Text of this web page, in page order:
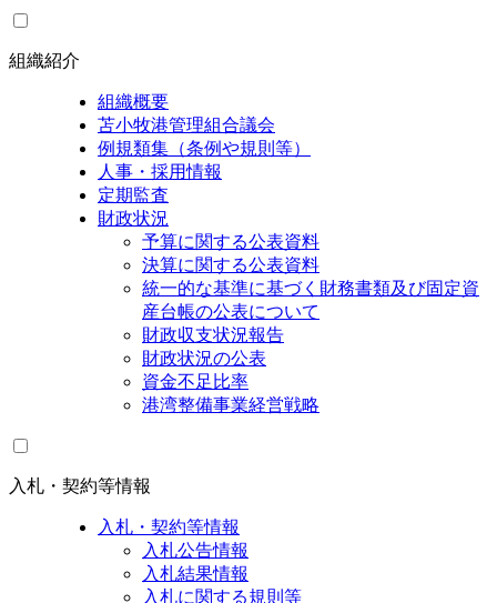
組織紹介
組織概要
苫小牧港管理組合議会
例規類集（条例や規則等）
人事・採用情報
定期監査
財政状況
予算に関する公表資料
決算に関する公表資料
統一的な基準に基づく財務書類及び固定資
産台帳の公表について
財政収支状況報告
財政状況の公表
資金不足比率
港湾整備事業経営戦略
入札・契約等情報
入札・契約等情報
入札公告情報
入札結果情報
入札に関する規則等